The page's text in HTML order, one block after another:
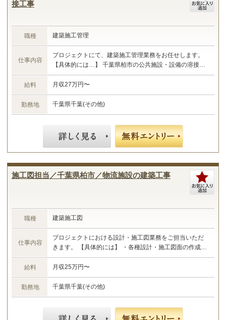
接工事
職種 建築施工管理
仕事内容
プロジェクトにて、建築施工管理業務をお任せします。
【具体的には…】 千葉県柏市の公共施設・設備の溶接工
事における施工管理業務 ・現場管理全般（原価、工程、
安全、品質） ・予算管理、施工計画 ・現場工事の取りま
とめ ・書類作成 など ☆あなたのご経験やスキルに合わ
せた業務をお任せします☆
給料 月収27万円〜
勤務地 千葉県千葉(その他)
施工図担当／千葉県柏市／物流施設の建築工事
職種 建築施工図
仕事内容
プロジェクトにおける設計・施工図業務をご担当いただ
きます。 【具体的には】 ・各種設計・施工図面の作成や
修正 ・竣工図の作成 ・設計プランの検討 ・各種申請書
類の作成 など ☆あなたのご経験やスキルに合わせた
業務をお任せします☆
給料 月収25万円〜
勤務地 千葉県千葉(その他)